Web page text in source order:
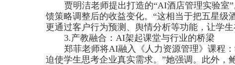
贾明洁老师提出打造的“AI酒店管理实验室
馈策略调整后的收益变化。“这相当于把五星级
更通过客户行为预测、舆情分析等功能，让学生
3.产教融合：AI架起课堂与行业的桥梁
郑菲老师将AI融入《人力资源管理》课程
迫使学生思考企业真实需求。”她强调。此外，